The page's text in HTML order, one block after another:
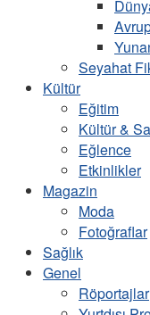
Seyahat
Kültür
Eğitim
Kültür &
Eğlence
Etkinlikler
Magazin
Moda
Fotoğraflar
Sağlık
Genel
Röportajlar